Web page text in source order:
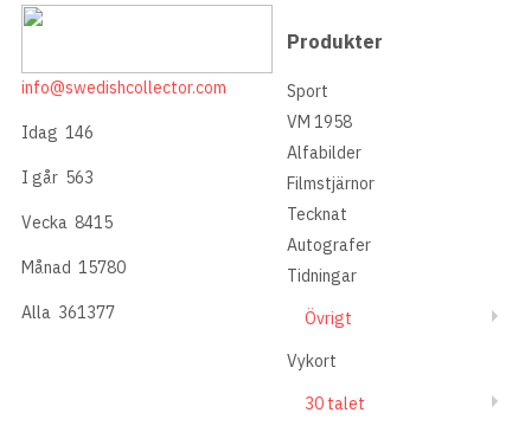
info@swedishcollector.com
Idag 146
I går 563
Vecka 8415
Månad 15780
Alla 361377
Produkter
Sport
VM 1958
Alfabilder
Filmstjärnor
Tecknat
Autografer
Tidningar
Övrigt
Vykort
30 talet